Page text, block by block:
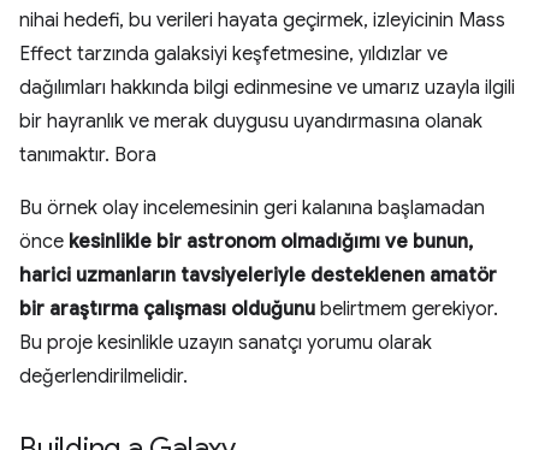
nihai hedefi, bu verileri hayata geçirmek, izleyicinin Mass
Effect tarzında galaksiyi keşfetmesine, yıldızlar ve
dağılımları hakkında bilgi edinmesine ve umarız uzayla ilgili
bir hayranlık ve merak duygusu uyandırmasına olanak
tanımaktır. Bora
Bu örnek olay incelemesinin geri kalanına başlamadan
önce kesinlikle bir astronom olmadığımı ve bunun,
harici uzmanların tavsiyeleriyle desteklenen amatör
bir araştırma çalışması olduğunu belirtmem gerekiyor.
Bu proje kesinlikle uzayın sanatçı yorumu olarak
değerlendirilmelidir.